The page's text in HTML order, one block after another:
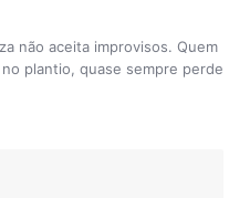
não aceita improvisos. Quem
plantio, quase sempre perde